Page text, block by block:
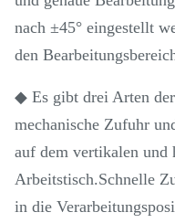
nach ±45° eingestellt
den
◆ Es gibt drei Arten
mechanische Zufuhr
auf dem vertikalen und
Arbeitstisch.Schnelle
in die